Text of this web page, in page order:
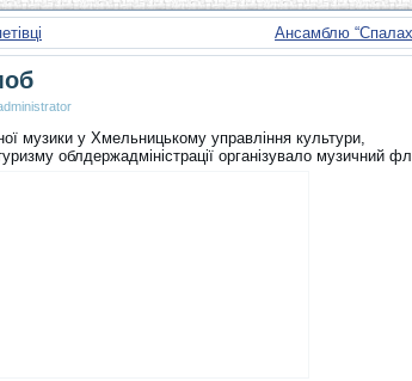
Ансамблю
музики у Хмельницькому управління культури,
облдержадміністрації організувало музичний